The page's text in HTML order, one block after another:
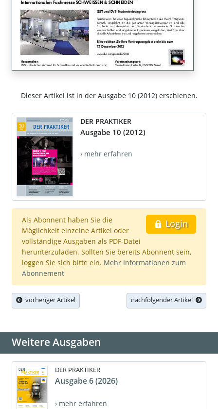
Dieser Artikel ist in der Ausgabe 10 (2012) erschienen.
DER PRAKTIKER
Ausgabe 10 (2012)
› mehr erfahren
Login
Als Abonnent haben Sie die
Möglichkeit einzelne Artikel oder
vollständige Ausgaben als PDF-Datei
herunterzuladen. Sollten Sie bereits Abonnent sein,
loggen Sie sich bitte ein. Mehr Informationen zum
Abonnement
vorheriger Artikel nachfolgender Artikel
Weitere Ausgaben
DER PRAKTIKER
Ausgabe 6 (2026)
› mehr erfahren